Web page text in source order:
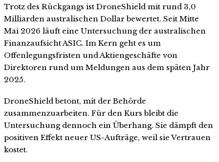
Trotz des Rückgangs ist DroneShield mit rund 3,0
Milliarden australischen Dollar bewertet. Seit Mitte
Mai 2026 läuft eine Untersuchung der australischen
Finanzaufsicht ASIC. Im Kern geht es um
Offenlegungsfristen und Aktiengeschäfte von
Direktoren rund um Meldungen aus dem späten Jahr
2025.
DroneShield betont, mit der Behörde
zusammenzuarbeiten. Für den Kurs bleibt die
Untersuchung dennoch ein Überhang. Sie dämpft den
positiven Effekt neuer US-Aufträge, weil sie Vertrauen
kostet.